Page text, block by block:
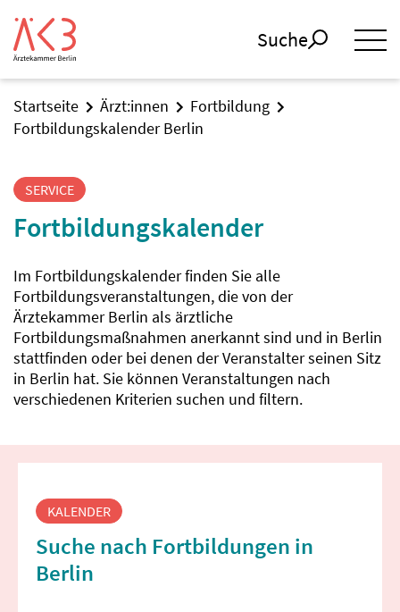
Suche
Startseite Ärzt:innen
Fortbildung
Fortbildungskalender Berlin
SERVICE
Fortbildungskalender
Im Fortbildungskalender finden Sie alle
Fortbildungsveranstaltungen, die von der
Ärztekammer Berlin als ärztliche
Fortbildungsmaßnahmen anerkannt sind und in Berlin
stattfinden oder bei denen der Veranstalter seinen Sitz
in Berlin hat. Sie können Veranstaltungen nach
verschiedenen Kriterien suchen und filtern.
Fortbildungssuche
KALENDER
Suche nach Fortbildungen in
Berlin